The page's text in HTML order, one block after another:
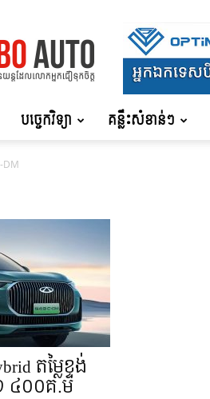
បច្ចេកវិទ្យា គន្លឹះសំខាន់ៗ
DM
តម្លៃខ្ទង់
៤០០គ.ម